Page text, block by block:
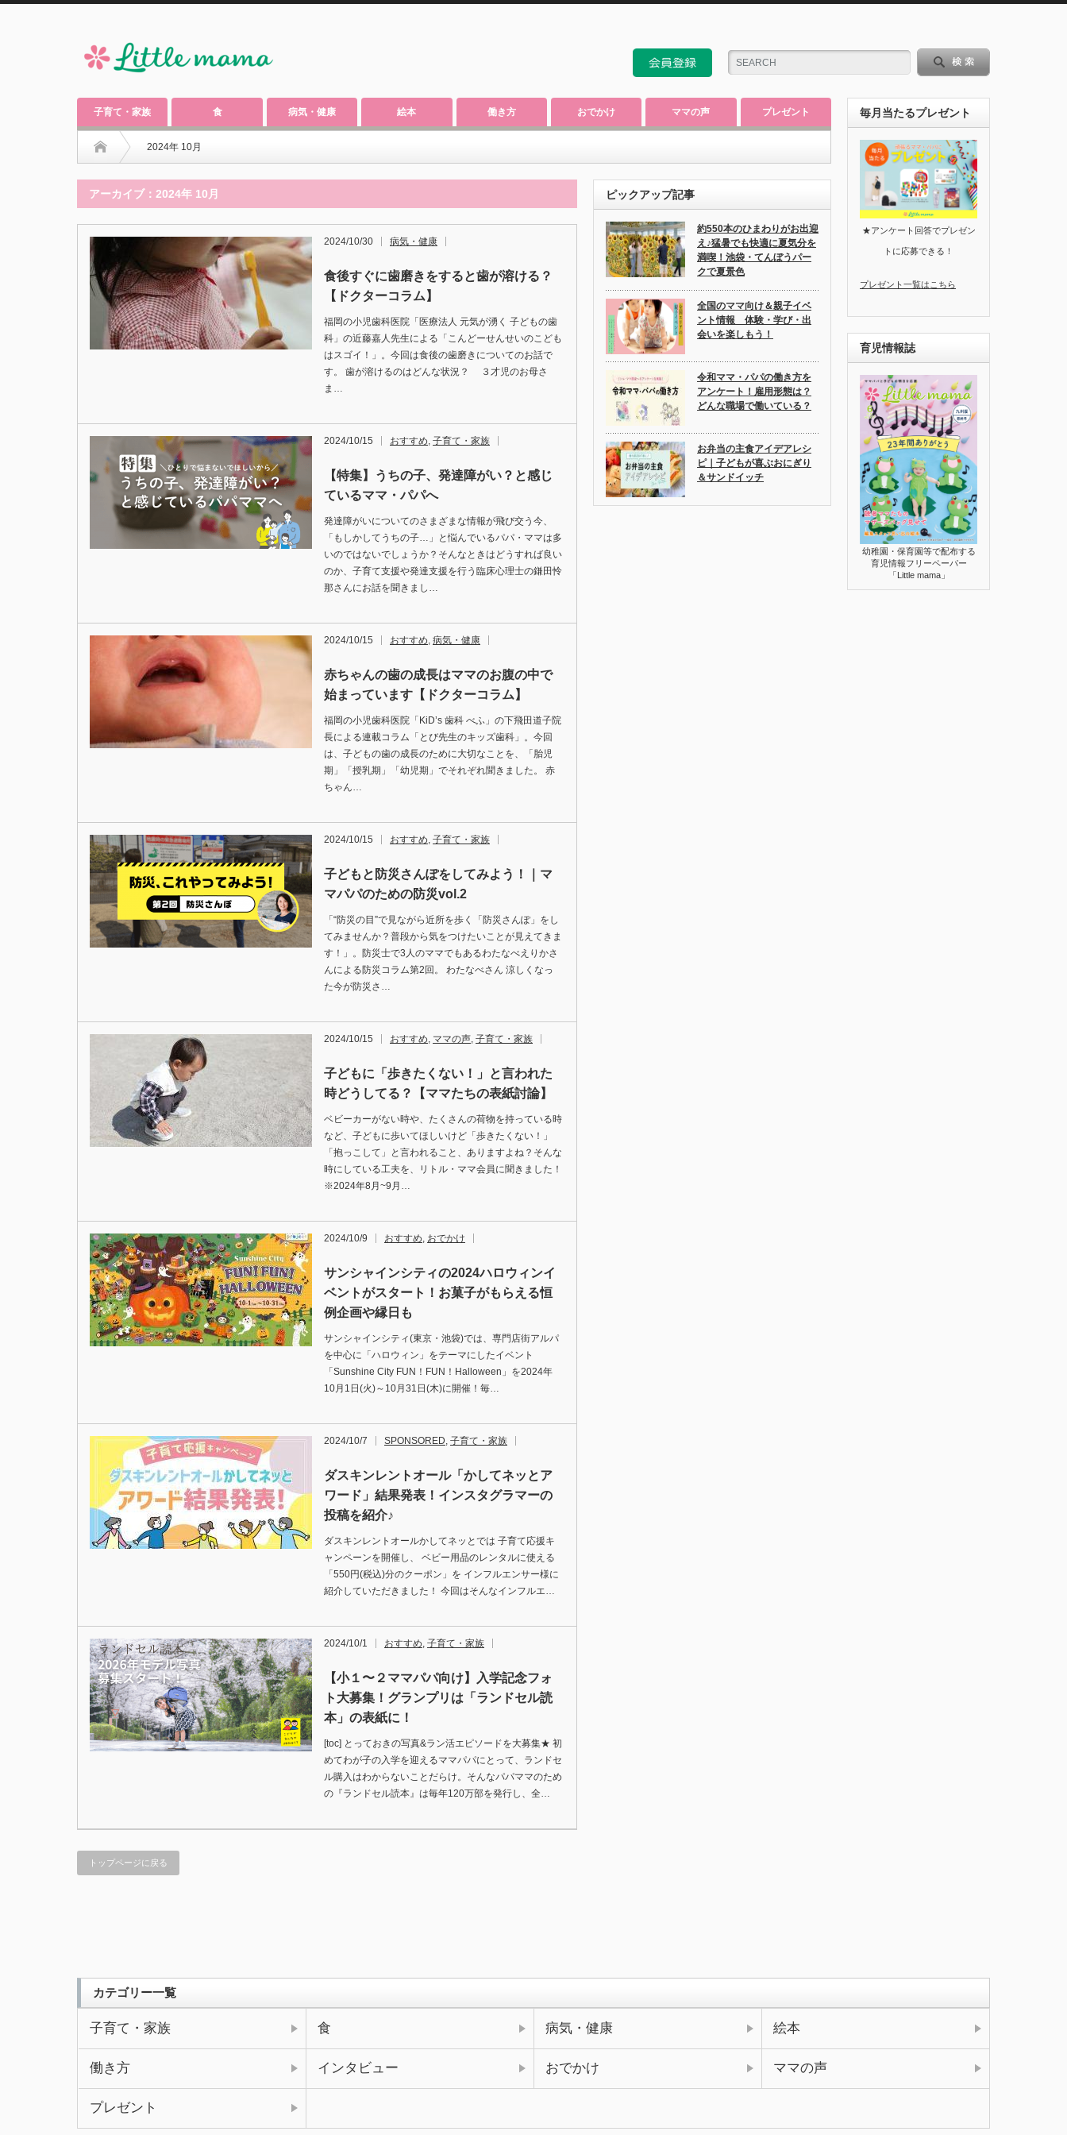
子育て・家族 食 病気・健康 絵本 働き方 おでかけ ママの声 プレゼント
2024年 10月
アーカイブ：2024年 10月
2024/10/30 病気・健康
食後すぐに歯磨きをすると歯が溶ける？
【ドクターコラム】
福岡の小児歯科医院「医療法人 元気が湧く 子どもの歯
科」の近藤嘉人先生による「こんどーせんせいのこども
はスゴイ！」。今回は食後の歯磨きについてのお話で
す。 歯が溶けるのはどんな状況？ ３才児のお母さ
ま…
2024/10/15 おすすめ, 子育て・家族
【特集】うちの子、発達障がい？と感じ
ているママ・パパへ
発達障がいについてのさまざまな情報が飛び交う今、
「もしかしてうちの子…」と悩んでいるパパ・ママは多
いのではないでしょうか？そんなときはどうすれば良い
のか、子育て支援や発達支援を行う臨床心理士の鎌田怜
那さんにお話を聞きまし…
2024/10/15 おすすめ, 病気・健康
赤ちゃんの歯の成長はママのお腹の中で
始まっています【ドクターコラム】
福岡の小児歯科医院「KiD’s 歯科 べふ」の下飛田道子院
長による連載コラム「とび先生のキッズ歯科」。今回
は、子どもの歯の成長のために大切なことを、「胎児
期」「授乳期」「幼児期」でそれぞれ聞きました。 赤
ちゃん…
2024/10/15 おすすめ, 子育て・家族
子どもと防災さんぽをしてみよう！｜マ
マパパのための防災vol.2
「“防災の目”で見ながら近所を歩く「防災さんぽ」をし
てみませんか？普段から気をつけたいことが見えてきま
す！」。防災士で3人のママでもあるわたなべえりかさ
んによる防災コラム第2回。 わたなべさん 涼しくなっ
た今が防災さ…
2024/10/15 おすすめ, ママの声, 子育て・家族
子どもに「歩きたくない！」と言われた
時どうしてる？【ママたちの表紙討論】
ベビーカーがない時や、たくさんの荷物を持っている時
など、子どもに歩いてほしいけど「歩きたくない！」
「抱っこして」と言われること、ありますよね？そんな
時にしている工夫を、リトル・ママ会員に聞きました！
※2024年8月~9月…
2024/10/9 おすすめ, おでかけ
サンシャインシティの2024ハロウィンイ
ベントがスタート！お菓子がもらえる恒
例企画や縁日も
サンシャインシティ(東京・池袋)では、専門店街アルパ
を中心に「ハロウィン」をテーマにしたイベント
「Sunshine City FUN！FUN！Halloween」を2024年
10月1日(火)～10月31日(木)に開催！毎…
2024/10/7 SPONSORED, 子育て・家族
ダスキンレントオール「かしてネッとア
ワード」結果発表！インスタグラマーの
投稿を紹介♪
ダスキンレントオールかしてネッとでは 子育て応援キ
ャンペーンを開催し、 ベビー用品のレンタルに使える
「550円(税込)分のクーポン」を インフルエンサー様に
紹介していただきました！ 今回はそんなインフルエ…
2024/10/1 おすすめ, 子育て・家族
【小１〜２ママパパ向け】入学記念フォ
ト大募集！グランプリは「ランドセル読
本」の表紙に！
[toc] とっておきの写真&ラン活エピソードを大募集★ 初
めてわが子の入学を迎えるママパパにとって、ランドセ
ル購入はわからないことだらけ。そんなパパママのため
の『ランドセル読本』は毎年120万部を発行し、全…
トップページに戻る
ピックアップ記事
約550本のひまわりがお出迎
え♪猛暑でも快適に夏気分を
満喫！池袋・てんぼうパー
クで夏景色
全国のママ向け＆親子イベ
ント情報 体験・学び・出
会いを楽しもう！
令和ママ・パパの働き方を
アンケート！雇用形態は？
どんな職場で働いている？
お弁当の主食アイデアレシ
ピ｜子どもが喜ぶおにぎり
＆サンドイッチ
毎月当たるプレゼント
★アンケート回答でプレゼン
トに応募できる！
プレゼント一覧はこちら
育児情報誌
幼稚園・保育園等で配布する
育児情報フリーペーパー
「Little mama」
カテゴリー一覧
子育て・家族 食 病気・健康 絵本
働き方 インタビュー おでかけ ママの声
プレゼント